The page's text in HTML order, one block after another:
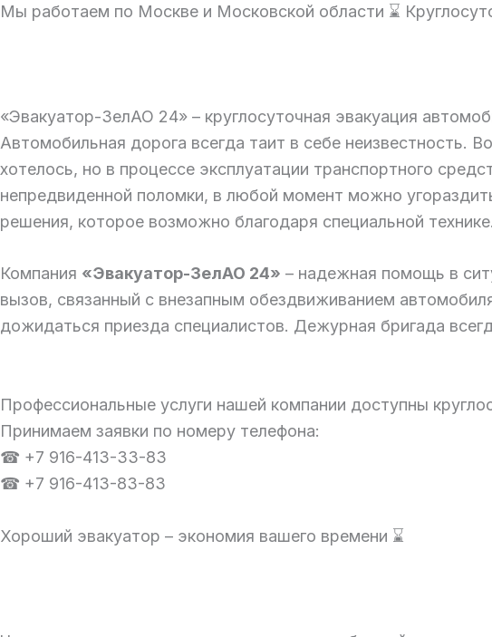
Мы работаем по Москве и Московской области ⌛
«Эвакуатор-ЗелАО 24» – круглосуточная эвакуация
Автомобильная дорога всегда таит в себе неизвестность.
хотелось, но в процессе эксплуатации транспортного
непредвиденной поломки, в любой момент можно
решения, которое возможно благодаря специальной технике.
Компания «Эвакуатор-ЗелАО 24» – надежная помощь в
вызов, связанный с внезапным обездвиживанием
дожидаться приезда специалистов. Дежурная бригада
Профессиональные услуги нашей компании доступны
Принимаем заявки по номеру телефона:
☎ +7 916-413-33-83
☎ +7 916-413-83-83
Хороший эвакуатор – экономия вашего времени ⌛